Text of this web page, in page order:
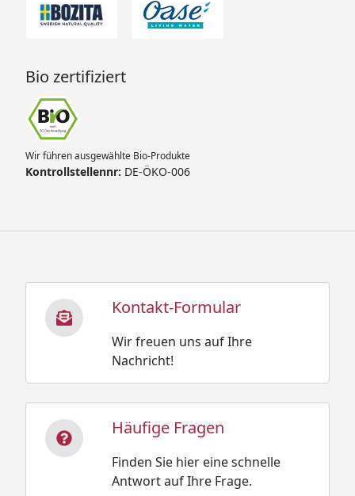
Bio zertifiziert
Wir führen ausgewählte Bio-Produkte
Kontrollstellennr: DE-ÖKO-006
Kontakt-Formular
Wir freuen uns auf Ihre
Nachricht!
Häufige Fragen
Finden Sie hier eine schnelle
Antwort auf Ihre Frage.